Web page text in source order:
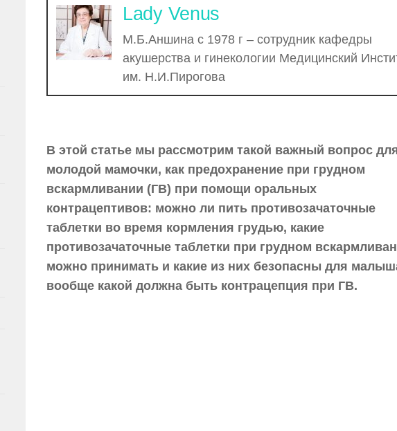
Lady Venus
М.Б.Аншина с 1978 г – сотрудник кафедры
акушерства и гинекологии Медицинский
им. Н.И.Пирогова
В этой статье мы рассмотрим такой важный вопрос
молодой мамочки, как предохранение при грудном
вскармливании (ГВ) при помощи оральных
контрацептивов: можно ли пить противозачаточные
таблетки во время кормления грудью, какие
противозачаточные таблетки при грудном
можно принимать и какие из них безопасны для
вообще какой должна быть контрацепция при ГВ.